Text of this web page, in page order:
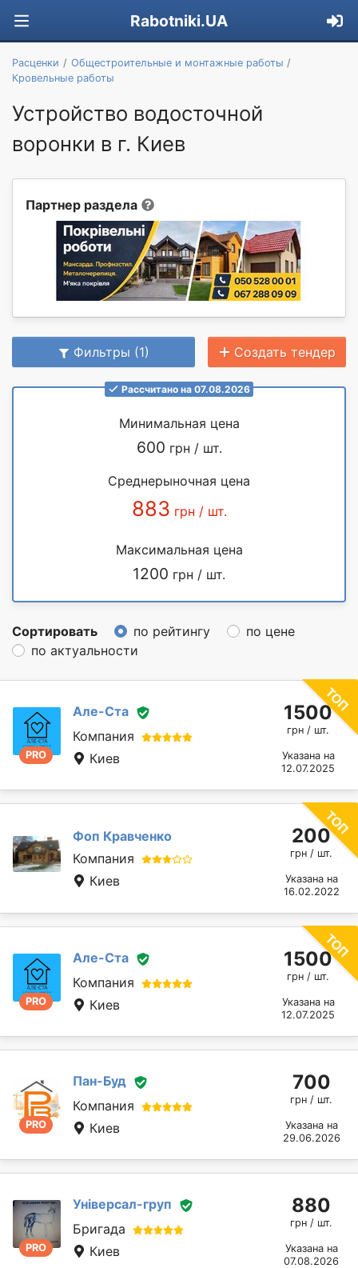
Rabotniki.UA
Расценки
Общестроительные и монтажные работы
Кровельные работы
Устройство водосточной
воронки в г. Киев
Партнер раздела
Фильтры (1) Создать тендер
Рассчитано на 07.08.2026
Минимальная цена
600 грн / шт.
Среднерыночная цена
883 грн / шт.
Максимальная цена
1200 грн / шт.
Сортировать по рейтингу
по цене
по актуальности
PRO
Але-Ста
Компания
Киев
1500
грн / шт.
Указана на
12.07.2025
Фоп Кравченко
Компания
Киев
200
грн / шт.
Указана на
16.02.2022
PRO
Але-Ста
Компания
Киев
1500
грн / шт.
Указана на
12.07.2025
PRO
Пан-Буд
Компания
Киев
700
грн / шт.
Указана на
29.06.2026
PRO
Універсал-груп
Бригада
Киев
880
грн / шт.
Указана на
07.08.2026